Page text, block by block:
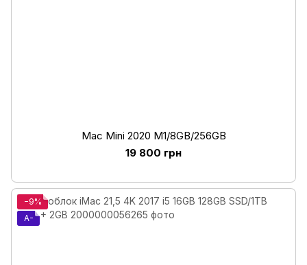
Mac Mini 2020 M1/8GB/256GB
19 800 грн
−9%
A-